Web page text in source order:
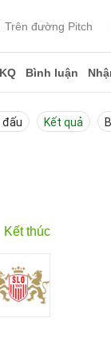
Trên đường Pitch
Bình luận
đấu Kết quả
Kết thúc